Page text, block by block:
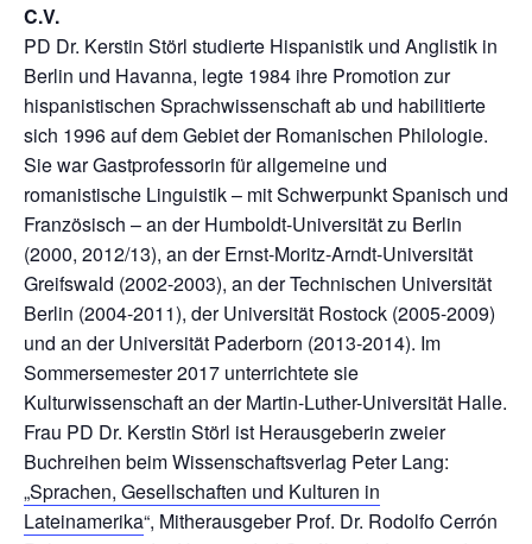
C.V.
PD Dr. Kerstin Störl studierte Hispanistik und Anglistik in
Berlin und Havanna, legte 1984 ihre Pro­motion zur
hispanis­tischen Sprachwissenschaft ab und habilitierte
sich 1996 auf dem Gebiet der Romanischen Philologie.
Sie war Gastpro­fes­sorin für allgemeine und
romanistische Lingu­istik – mit Schwerpunkt Spanisch und
Französisch – an der Humboldt-Universität zu Berlin
(2000, 2012/13), an der Ernst-Moritz-Arndt-Universität
Greifswald (2002-2003), an der Tech­nischen Universität
Berlin (2004-2011), der Universität Rostock (2005-2009)
und an der Uni­versität Paderborn (2013-2014). Im
Sommersemester 2017 unterrichtete sie
Kulturwissenschaft an der Martin-Luther-Universität Halle.
Frau PD Dr. Kerstin Störl ist Herausgeberin zweier
Buchreihen beim Wis­senschaftsverlag Peter Lang:
„Sprachen, Gesellschaften und Kulturen in
Lateinamerika“, Mitherausgeber Prof. Dr. Rodolfo Cerrón